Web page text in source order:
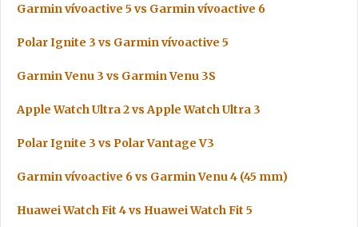
Garmin vívoactive 5 vs Garmin vívoactive 6
Polar Ignite 3 vs Garmin vívoactive 5
Garmin Venu 3 vs Garmin Venu 3S
Apple Watch Ultra 2 vs Apple Watch Ultra 3
Polar Ignite 3 vs Polar Vantage V3
Garmin vívoactive 6 vs Garmin Venu 4 (45 mm)
Huawei Watch Fit 4 vs Huawei Watch Fit 5